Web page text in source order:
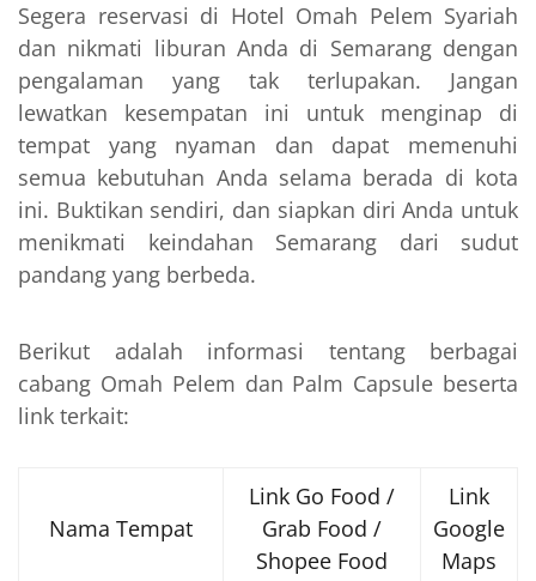
Segera reservasi di Hotel Omah Pelem Syariah
dan nikmati liburan Anda di Semarang dengan
pengalaman yang tak terlupakan. Jangan
lewatkan kesempatan ini untuk menginap di
tempat yang nyaman dan dapat memenuhi
semua kebutuhan Anda selama berada di kota
ini. Buktikan sendiri, dan siapkan diri Anda untuk
menikmati keindahan Semarang dari sudut
pandang yang berbeda.
Berikut adalah informasi tentang berbagai
cabang Omah Pelem dan Palm Capsule beserta
link terkait:
Nama Tempat
Link Go Food /
Grab Food /
Shopee Food
Link
Google
Maps